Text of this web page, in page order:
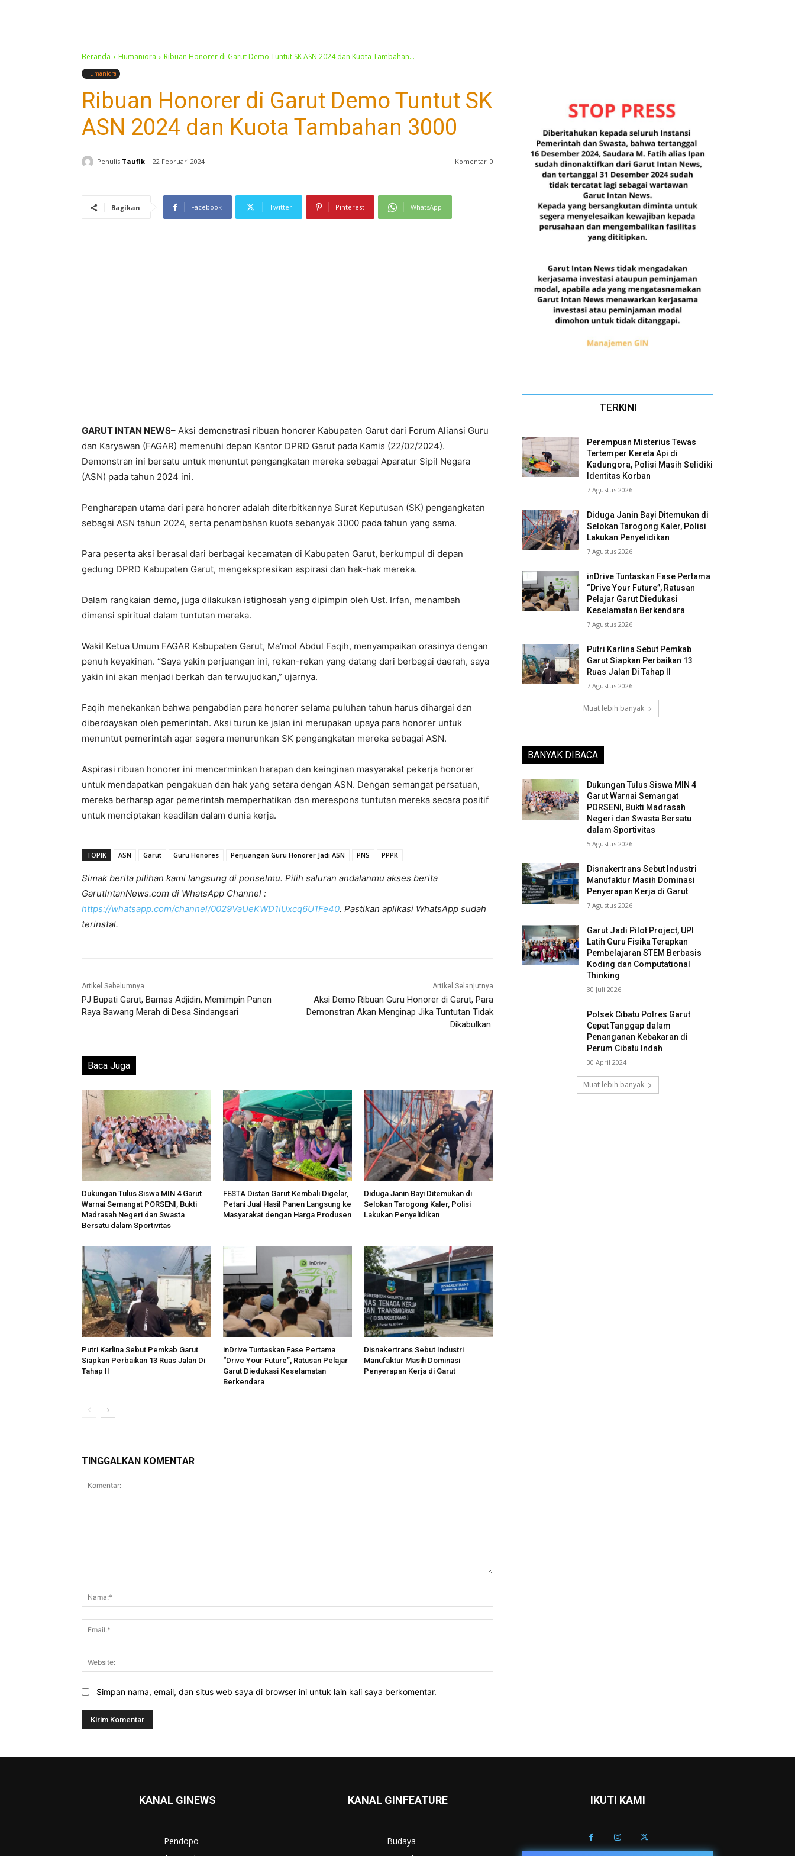
Beranda Humaniora Ribuan Honorer di Garut Demo Tuntut SK ASN 2024 dan Kuota Tambahan...
Humaniora
Ribuan Honorer di Garut Demo Tuntut SK
ASN 2024 dan Kuota Tambahan 3000
Penulis Taufik 22 Februari 2024 Komentar 0
Bagikan Facebook Twitter Pinterest WhatsApp
GARUT INTAN NEWS– Aksi demonstrasi ribuan honorer Kabupaten Garut dari Forum Aliansi Guru
dan Karyawan (FAGAR) memenuhi depan Kantor DPRD Garut pada Kamis (22/02/2024).
Demonstran ini bersatu untuk menuntut pengangkatan mereka sebagai Aparatur Sipil Negara
(ASN) pada tahun 2024 ini.
Pengharapan utama dari para honorer adalah diterbitkannya Surat Keputusan (SK) pengangkatan
sebagai ASN tahun 2024, serta penambahan kuota sebanyak 3000 pada tahun yang sama.
Para peserta aksi berasal dari berbagai kecamatan di Kabupaten Garut, berkumpul di depan
gedung DPRD Kabupaten Garut, mengekspresikan aspirasi dan hak-hak mereka.
Dalam rangkaian demo, juga dilakukan istighosah yang dipimpin oleh Ust. Irfan, menambah
dimensi spiritual dalam tuntutan mereka.
Wakil Ketua Umum FAGAR Kabupaten Garut, Ma’mol Abdul Faqih, menyampaikan orasinya dengan
penuh keyakinan. “Saya yakin perjuangan ini, rekan-rekan yang datang dari berbagai daerah, saya
yakin ini akan menjadi berkah dan terwujudkan,” ujarnya.
Faqih menekankan bahwa pengabdian para honorer selama puluhan tahun harus dihargai dan
diberdayakan oleh pemerintah. Aksi turun ke jalan ini merupakan upaya para honorer untuk
menuntut pemerintah agar segera menurunkan SK pengangkatan mereka sebagai ASN.
Aspirasi ribuan honorer ini mencerminkan harapan dan keinginan masyarakat pekerja honorer
untuk mendapatkan pengakuan dan hak yang setara dengan ASN. Dengan semangat persatuan,
mereka berharap agar pemerintah memperhatikan dan merespons tuntutan mereka secara positif
untuk menciptakan keadilan dalam dunia kerja.
TOPIK ASN Garut Guru Honores Perjuangan Guru Honorer Jadi ASN PNS PPPK
Simak berita pilihan kami langsung di ponselmu. Pilih saluran andalanmu akses berita
GarutIntanNews.com di WhatsApp Channel :
https://whatsapp.com/channel/0029VaUeKWD1iUxcq6U1Fe40. Pastikan aplikasi WhatsApp sudah
terinstal.
Artikel Sebelumnya
PJ Bupati Garut, Barnas Adjidin, Memimpin Panen
Raya Bawang Merah di Desa Sindangsari
Artikel Selanjutnya
Aksi Demo Ribuan Guru Honorer di Garut, Para
Demonstran Akan Menginap Jika Tuntutan Tidak
Dikabulkan
Baca Juga
Dukungan Tulus Siswa MIN 4 Garut
Warnai Semangat PORSENI, Bukti
Madrasah Negeri dan Swasta
Bersatu dalam Sportivitas
FESTA Distan Garut Kembali Digelar,
Petani Jual Hasil Panen Langsung ke
Masyarakat dengan Harga Produsen
Diduga Janin Bayi Ditemukan di
Selokan Tarogong Kaler, Polisi
Lakukan Penyelidikan
Putri Karlina Sebut Pemkab Garut
Siapkan Perbaikan 13 Ruas Jalan Di
Tahap II
inDrive Tuntaskan Fase Pertama
“Drive Your Future”, Ratusan Pelajar
Garut Diedukasi Keselamatan
Berkendara
Disnakertrans Sebut Industri
Manufaktur Masih Dominasi
Penyerapan Kerja di Garut
TINGGALKAN KOMENTAR
Simpan nama, email, dan situs web saya di browser ini untuk lain kali saya berkomentar.
TERKINI
Perempuan Misterius Tewas
Tertemper Kereta Api di
Kadungora, Polisi Masih Selidiki
Identitas Korban
7 Agustus 2026
Diduga Janin Bayi Ditemukan di
Selokan Tarogong Kaler, Polisi
Lakukan Penyelidikan
7 Agustus 2026
inDrive Tuntaskan Fase Pertama
“Drive Your Future”, Ratusan
Pelajar Garut Diedukasi
Keselamatan Berkendara
7 Agustus 2026
Putri Karlina Sebut Pemkab
Garut Siapkan Perbaikan 13
Ruas Jalan Di Tahap II
7 Agustus 2026
Muat lebih banyak
BANYAK DIBACA
Dukungan Tulus Siswa MIN 4
Garut Warnai Semangat
PORSENI, Bukti Madrasah
Negeri dan Swasta Bersatu
dalam Sportivitas
5 Agustus 2026
Disnakertrans Sebut Industri
Manufaktur Masih Dominasi
Penyerapan Kerja di Garut
7 Agustus 2026
Garut Jadi Pilot Project, UPI
Latih Guru Fisika Terapkan
Pembelajaran STEM Berbasis
Koding dan Computational
Thinking
30 Juli 2026
Polsek Cibatu Polres Garut
Cepat Tanggap dalam
Penanganan Kebakaran di
Perum Cibatu Indah
30 April 2024
Muat lebih banyak
KANAL GINEWS
Pendopo
KANAL GINFEATURE
Budaya
IKUTI KAMI